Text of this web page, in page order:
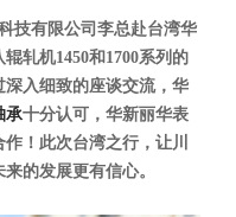
技有限公司李总赴台湾华
轧机1450和1700系列的
入细致的座谈交流，华
承十分认可，华新丽华表
！此次台湾之行，让川
的发展更有信心。